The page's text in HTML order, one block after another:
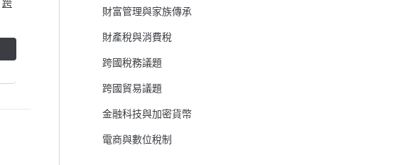
跨
財富管理與家族傳承
財產稅與消費稅
跨國稅務議題
跨國貿易議題
金融科技與加密貨幣
電商與數位稅制